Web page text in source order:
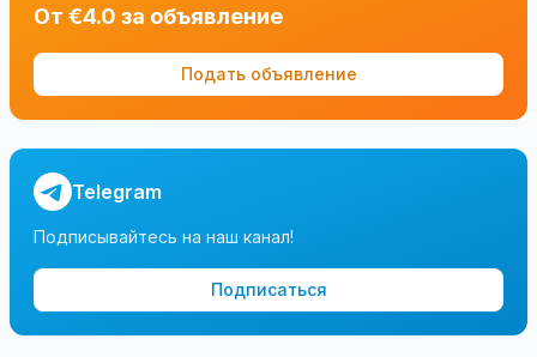
От €4.0 за объявление
Подать объявление
Telegram
Подписывайтесь на наш канал!
Подписаться